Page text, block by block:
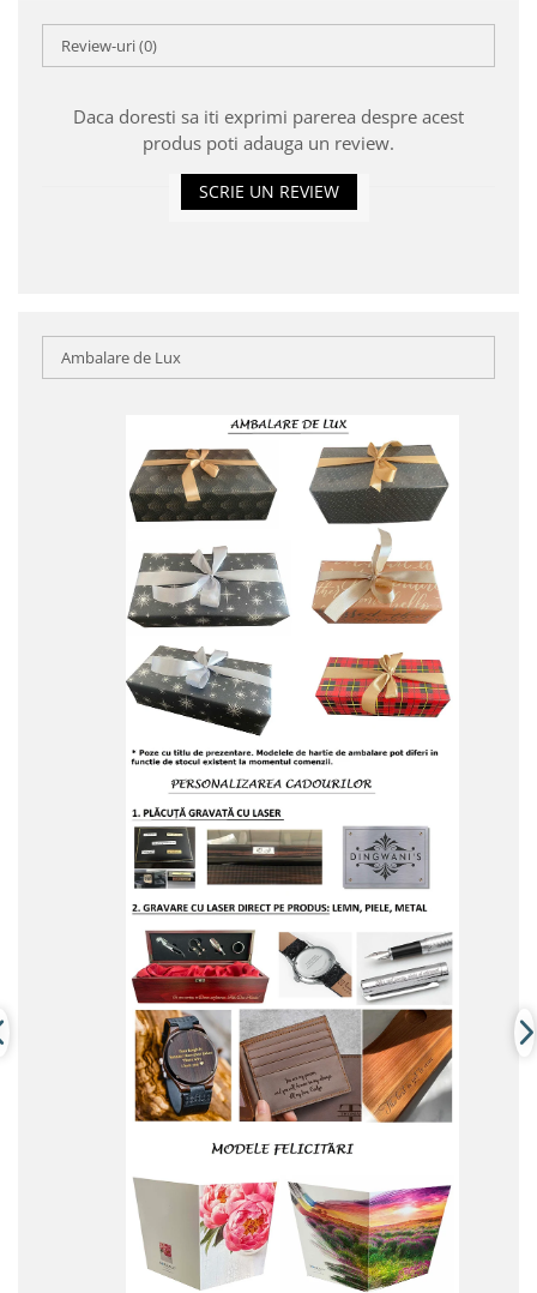
Review-uri(0)
Daca doresti sa iti exprimi parerea despre acest
produs poti adauga un review.
SCRIE UN REVIEW
Ambalare de Lux